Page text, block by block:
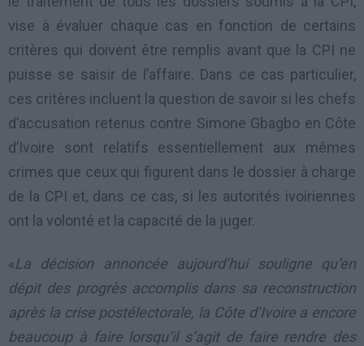
vise à évaluer chaque cas en fonction de certains
critères qui doivent être remplis avant que la CPI ne
puisse se saisir de l’affaire. Dans ce cas particulier,
ces critères incluent la question de savoir si les chefs
d’accusation retenus contre Simone Gbagbo en Côte
d’Ivoire sont relatifs essentiellement aux mêmes
crimes que ceux qui figurent dans le dossier à charge
de la CPI et, dans ce cas, si les autorités ivoiriennes
ont la volonté et la capacité de la juger.
«La décision annoncée aujourd’hui souligne qu’en
dépit des progrès accomplis dans sa reconstruction
après la crise postélectorale, la Côte d’Ivoire a encore
beaucoup à faire lorsqu’il s’agit de faire rendre des